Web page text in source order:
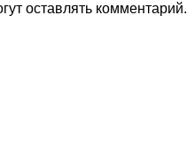
оставлять комментарий.